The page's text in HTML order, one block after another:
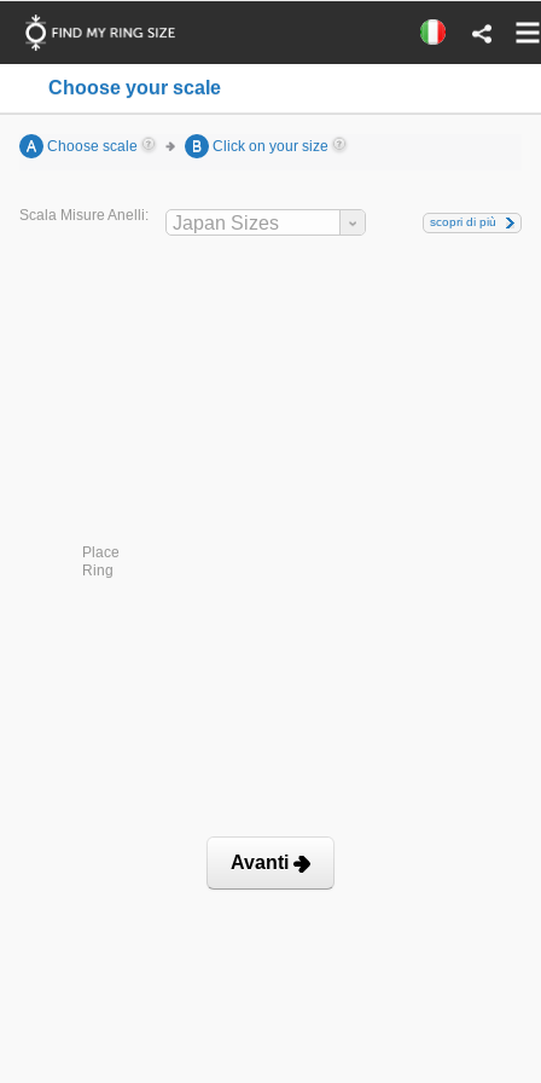
Choose your scale
A Choose scale B Click on your size
Scala Misure Anelli: Japan Sizes scopri di più
Place
Ring
Avanti